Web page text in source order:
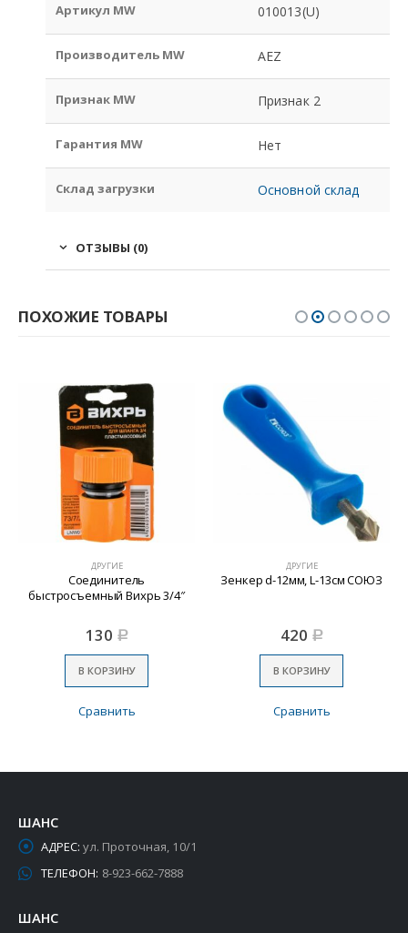
Артикул MW 010013(U)
Производитель MW AEZ
Признак MW Признак 2
Гарантия MW Нет
Склад загрузки Основной склад
ОТЗЫВЫ (0)
ПОХОЖИЕ ТОВАРЫ
ДРУГИЕ
Соединитель
быстросъемный Вихрь 3/4″
130 Р
В КОРЗИНУ
Сравнить
ДРУГИЕ
Зенкер d-12мм, L-13см СОЮЗ
420 Р
В КОРЗИНУ
Сравнить
ШАНС
АДРЕС: ул. Проточная, 10/1
ТЕЛЕФОН: 8-923-662-7888
ШАНС